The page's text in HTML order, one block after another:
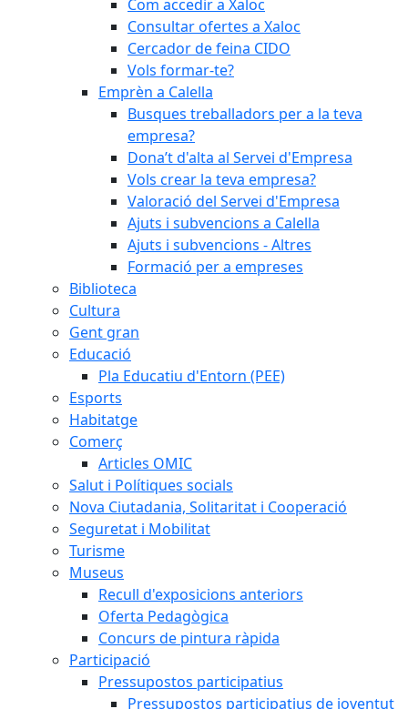
Com accedir a Xaloc
Consultar ofertes a Xaloc
Cercador de feina CIDO
Vols formar-te?
Emprèn a Calella
Busques treballadors per a la teva
empresa?
Dona’t d'alta al Servei d'Empresa
Vols crear la teva empresa?
Valoració del Servei d'Empresa
Ajuts i subvencions a Calella
Ajuts i subvencions - Altres
Formació per a empreses
Biblioteca
Cultura
Gent gran
Educació
Pla Educatiu d'Entorn (PEE)
Esports
Habitatge
Comerç
Articles OMIC
Salut i Polítiques socials
Nova Ciutadania, Solitaritat i Cooperació
Seguretat i Mobilitat
Turisme
Museus
Recull d'exposicions anteriors
Oferta Pedagògica
Concurs de pintura ràpida
Participació
Pressupostos participatius
Pressupostos participatius de joventut